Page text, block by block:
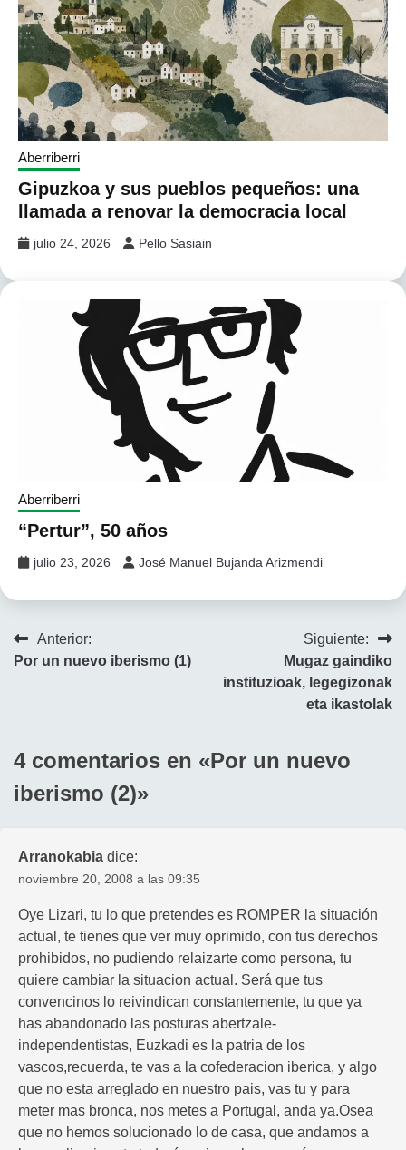
Aberriberri
Gipuzkoa y sus pueblos pequeños: una
llamada a renovar la democracia local
julio 24, 2026 Pello Sasiain
Aberriberri
“Pertur”, 50 años
julio 23, 2026 José Manuel Bujanda Arizmendi
Navegación
Anterior:
Por un nuevo iberismo (1)
Siguiente:
Mugaz gaindiko
instituzioak, legegizonak
eta ikastolak
4 comentarios en «Por un nuevo
iberismo (2)»
Arranokabia dice:
noviembre 20, 2008 a las 09:35
Oye Lizari, tu lo que pretendes es ROMPER la situación
actual, te tienes que ver muy oprimido, con tus derechos
prohibidos, no pudiendo relaizarte como persona, tu
quiere cambiar la situacion actual. Será que tus
convencinos lo reivindican constantemente, tu que ya
has abandonado las posturas abertzale-
independentistas, Euzkadi es la patria de los
vascos,recuerda, te vas a la cofederacion iberica, y algo
que no esta arreglado en nuestro pais, vas tu y para
meter mas bronca, nos metes a Portugal, anda ya.Osea
que no hemos solucionado lo de casa, que andamos a